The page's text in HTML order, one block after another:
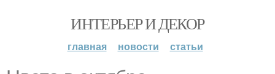
ИНТЕРЬЕР И ДЕКОР
главная новости статьи